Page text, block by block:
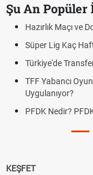
Şu An
Hazırlık Maçı ve
Süper Lig Kaç
Türkiye'de
TFF Yabancı
Uygulanıyor?
PFDK Nedir?
KEŞFET